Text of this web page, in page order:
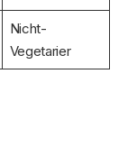
Nicht-
Vegetarier